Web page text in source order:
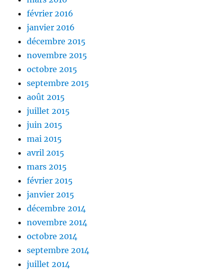
février 2016
janvier 2016
décembre 2015
novembre 2015
octobre 2015
septembre 2015
août 2015
juillet 2015
juin 2015
mai 2015
avril 2015
mars 2015
février 2015
janvier 2015
décembre 2014
novembre 2014
octobre 2014
septembre 2014
juillet 2014